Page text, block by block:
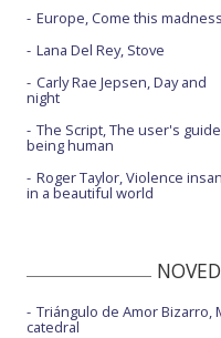
Europe, Come this madness
Lana Del Rey, Stove
Carly Rae Jepsen, Day and
night
The Script, The user's
being human
Roger Taylor, Violence
in a beautiful world
Triángulo de Amor Bizarro,
catedral